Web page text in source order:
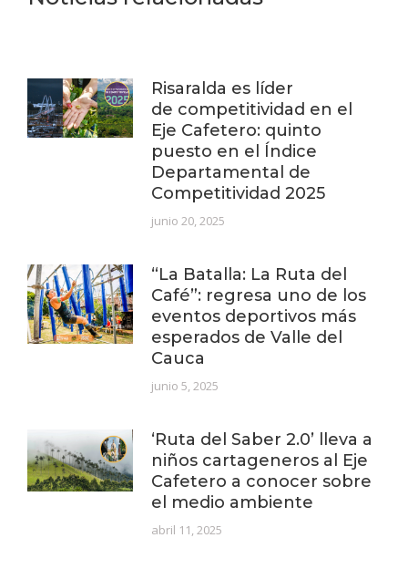
Risaralda es líder
de competitividad en el
Eje Cafetero: quinto
puesto en el Índice
Departamental de
Competitividad 2025
junio 20, 2025
“La Batalla: La Ruta del
Café”: regresa uno de los
eventos deportivos más
esperados de Valle del
Cauca
junio 5, 2025
‘Ruta del Saber 2.0’ lleva a
niños cartageneros al Eje
Cafetero a conocer sobre
el medio ambiente
abril 11, 2025